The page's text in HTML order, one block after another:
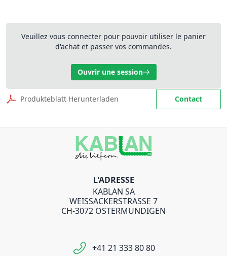
Veuillez vous connecter pour pouvoir utiliser le panier
d'achat et passer vos commandes.
Ouvrir une session
Produkteblatt Herunterladen Contact
L'ADRESSE
KABLAN SA
WEISSACKERSTRASSE 7
CH-3072 OSTERMUNDIGEN
+41 21 333 80 80